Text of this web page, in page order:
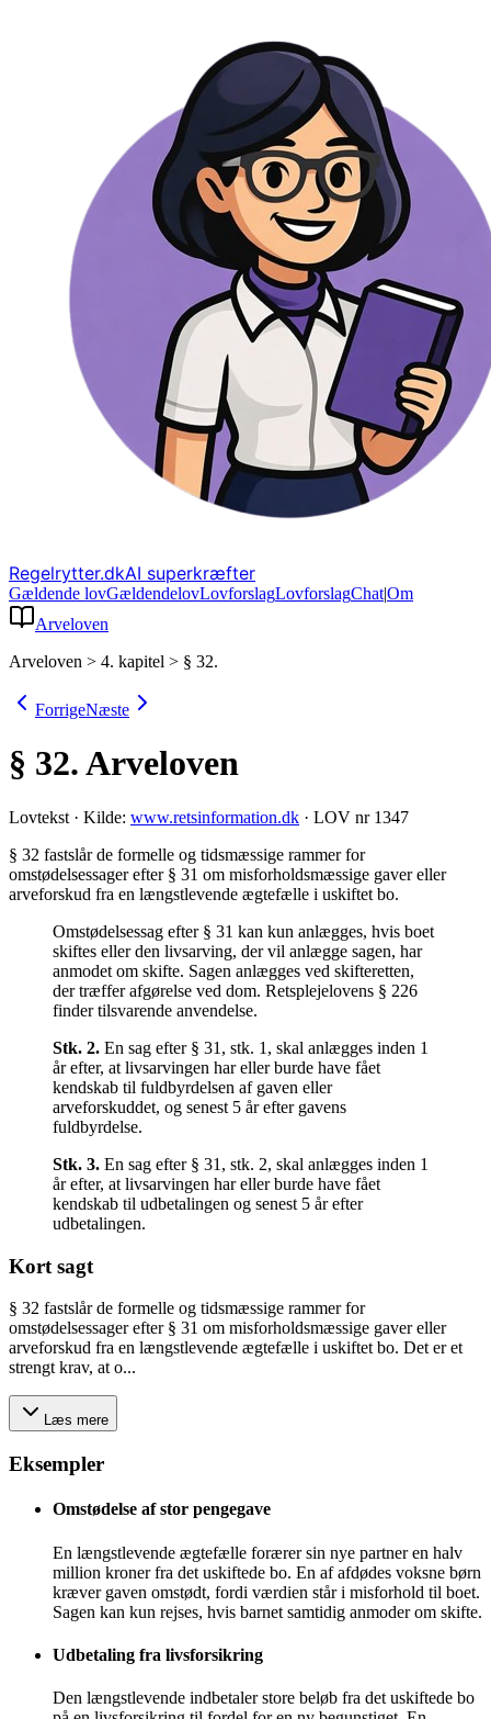
Regelrytter.dkAI superkræfter
Gældende lovGældendelovLovforslagLovforslagChat|Om
Arveloven
Arveloven > 4. kapitel > § 32.
ForrigeNæste
§ 32.Arveloven
Lovtekst · Kilde: www.retsinformation.dk · LOV nr 1347
§ 32 fastslår de formelle og tidsmæssige rammer for
omstødelsessager efter § 31 om misforholdsmæssige gaver eller
arveforskud fra en længstlevende ægtefælle i uskiftet bo.
Omstødelsessag efter § 31 kan kun anlægges, hvis boet
skiftes eller den livsarving, der vil anlægge sagen, har
anmodet om skifte. Sagen anlægges ved skifteretten,
der træffer afgørelse ved dom. Retsplejelovens § 226
finder tilsvarende anvendelse.
Stk. 2. En sag efter § 31, stk. 1, skal anlægges inden 1
år efter, at livsarvingen har eller burde have fået
kendskab til fuldbyrdelsen af gaven eller
arveforskuddet, og senest 5 år efter gavens
fuldbyrdelse.
Stk. 3. En sag efter § 31, stk. 2, skal anlægges inden 1
år efter, at livsarvingen har eller burde have fået
kendskab til udbetalingen og senest 5 år efter
udbetalingen.
Kort sagt
§ 32 fastslår de formelle og tidsmæssige rammer for
omstødelsessager efter § 31 om misforholdsmæssige gaver eller
arveforskud fra en længstlevende ægtefælle i uskiftet bo. Det er et
strengt krav, at o...
Læs mere
Eksempler
Omstødelse af stor pengegave
En længstlevende ægtefælle forærer sin nye partner en halv
million kroner fra det uskiftede bo. En af afdødes voksne børn
kræver gaven omstødt, fordi værdien står i misforhold til boet.
Sagen kan kun rejses, hvis barnet samtidig anmoder om skifte.
Udbetaling fra livsforsikring
Den længstlevende indbetaler store beløb fra det uskiftede bo